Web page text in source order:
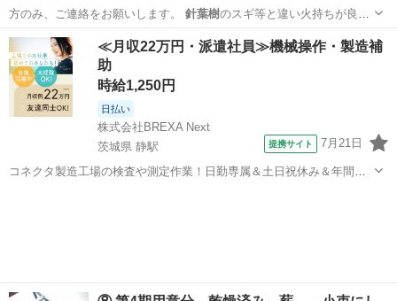
方のみ、ご連絡をお願いします。 針葉樹のスギ等と違い火持ちが良い
ので バー…
埼玉 所沢市 その他 薪割り
≪月収22万円・派遣社員≫機械操作・製造補
助
時給1,250円
日払い
株式会社BREXA Next
茨城県 静駅
提携サイト 7月21日
コネクタ製造工場の検査や測定作業！日勤専属＆土日祝休み＆年間休